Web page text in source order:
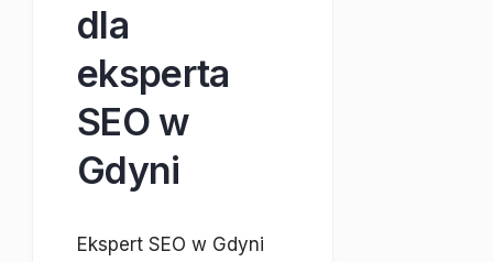
dla
eksperta
SEO w
Gdyni
Ekspert SEO w Gdyni